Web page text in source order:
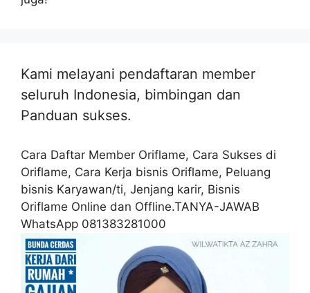
Kami melayani pendaftaran member
seluruh Indonesia, bimbingan dan
Panduan sukses.
Cara Daftar Member Oriflame, Cara Sukses di
Oriflame, Cara Kerja bisnis Oriflame, Peluang
bisnis Karyawan/ti, Jenjang karir, Bisnis
Oriflame Online dan Offline.TANYA-JAWAB
WhatsApp 081383281000